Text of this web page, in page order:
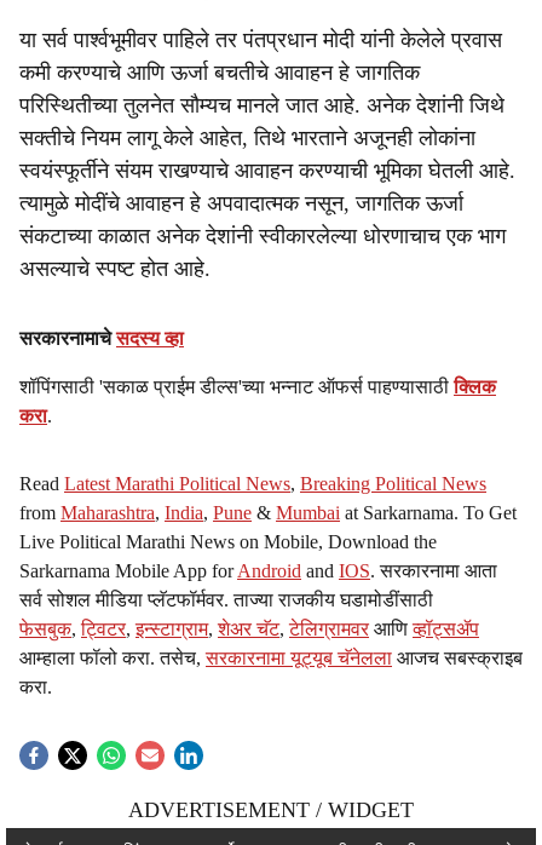
या सर्व पार्श्वभूमीवर पाहिले तर पंतप्रधान मोदी यांनी केलेले प्रवास
कमी करण्याचे आणि ऊर्जा बचतीचे आवाहन हे जागतिक
परिस्थितीच्या तुलनेत सौम्यच मानले जात आहे. अनेक देशांनी जिथे
सक्तीचे नियम लागू केले आहेत, तिथे भारताने अजूनही लोकांना
स्वयंस्फूर्तीने संयम राखण्याचे आवाहन करण्याची भूमिका घेतली आहे.
त्यामुळे मोदींचे आवाहन हे अपवादात्मक नसून, जागतिक ऊर्जा
संकटाच्या काळात अनेक देशांनी स्वीकारलेल्या धोरणाचाच एक भाग
असल्याचे स्पष्ट होत आहे.
सरकारनामाचेसदस्य व्हा
शॉपिंगसाठी 'सकाळ प्राईम डील्स'च्या भन्नाट ऑफर्स पाहण्यासाठीक्लिक
करा.
Read Latest Marathi Political News, Breaking Political News
from Maharashtra, India, Pune & Mumbai at Sarkarnama. To Get
Live Political Marathi News on Mobile, Download the
Sarkarnama Mobile App forAndroid and IOS. सरकारनामा आता
सर्व सोशल मीडिया प्लॅटफॉर्मवर. ताज्या राजकीय घडामोडींसाठी
फेसबुक,ट्विटर,इन्स्टाग्राम,शेअर चॅट,टेलिग्रामवर आणिव्हॉट्सॲप
आम्हाला फॉलो करा. तसेच,सरकारनामा यूट्यूब चॅनेलला आजच सबस्क्राइब
करा.
ADVERTISEMENT / WIDGET